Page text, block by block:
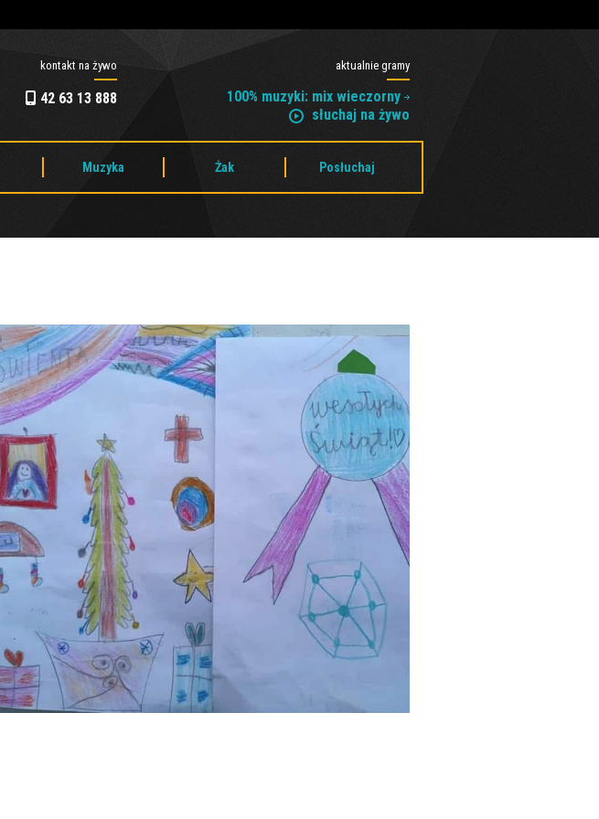
kontakt na żywo
42 63 13 888
aktualnie gramy
100% muzyki: mix wieczorny
słuchaj na żywo
Muzyka Żak Posłuchaj